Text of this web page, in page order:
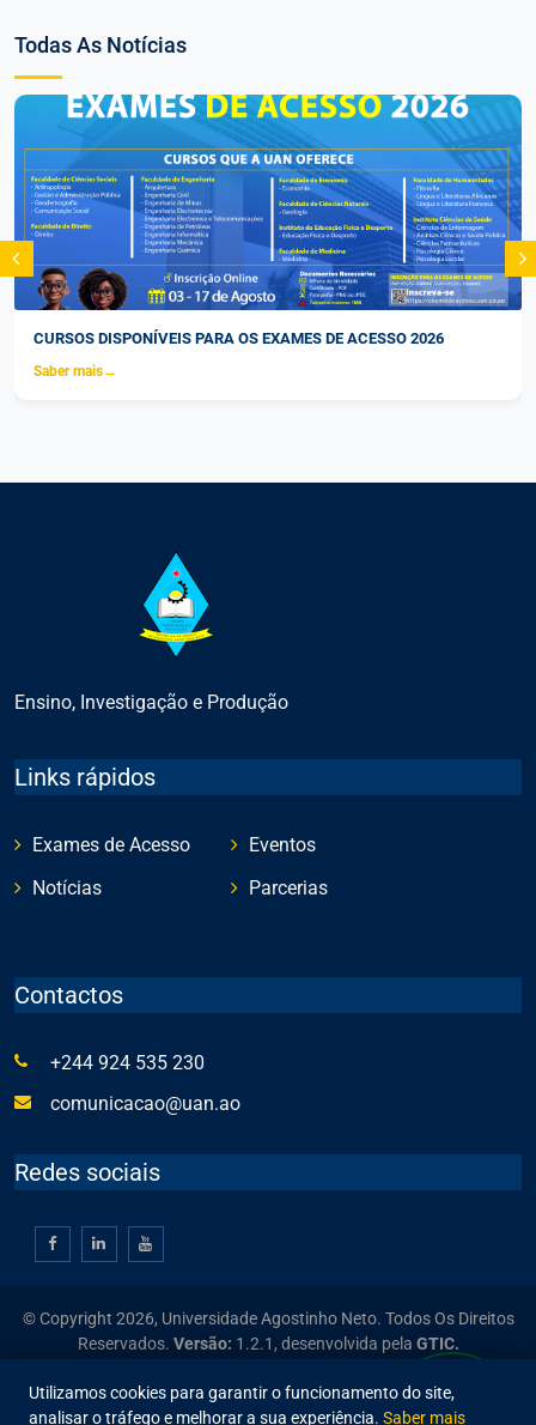
Todas As Notícias
CURSOS DISPONÍVEIS PARA OS EXAMES DE ACESSO 2026
Saber mais→
Ensino, Investigação e Produção
Links rápidos
Exames de Acesso
Notícias
Eventos
Parcerias
Contactos
+244 924 535 230
comunicacao@uan.ao
Redes sociais
© Copyright 2026, Universidade Agostinho Neto. Todos Os Direitos
Reservados. Versão: 1.2.1, desenvolvida pela GTIC.
Utilizamos cookies para garantir o funcionamento do site,
analisar o tráfego e melhorar a sua experiência. Saber mais